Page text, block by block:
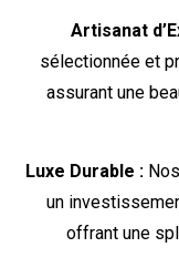
Artisanat
sélectionnée et
assurant une
Luxe Durable :
un
offrant une